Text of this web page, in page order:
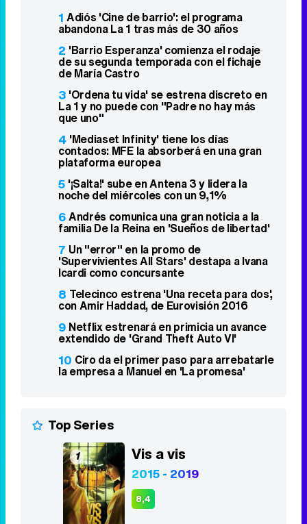
34k 1k 6,4k 258k
Lo más visto
1Adiós 'Cine de barrio': el programa
abandona La 1 tras más de 30 años
2'Barrio Esperanza' comienza el rodaje
de su segunda temporada con el fichaje
de María Castro
3 'Ordena tu vida' se estrena discreto en
La 1 y no puede con "Padre no hay más
que uno"
4 'Mediaset Infinity' tiene los días
contados: MFE la absorberá en una gran
plataforma europea
5 '¡Salta!' sube en Antena 3 y lidera la
noche del miércoles con un 9,1%
6Andrés comunica una gran noticia a la
familia De la Reina en 'Sueños de libertad'
Icardi como concursante
8Telecinco estrena 'Una receta para dos',
con Amir Haddad, de Eurovisión 2016
9Netflix estrenará en primicia un avance
extendido de 'Grand Theft Auto VI'
10Ciro da el primer paso para arrebatarle